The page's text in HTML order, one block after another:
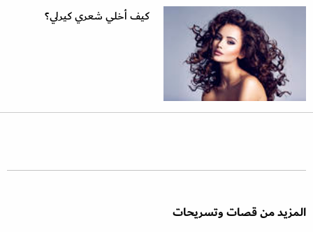
كيف أخلي شعري كيرلي؟
المزيد من قصات وتسريحات